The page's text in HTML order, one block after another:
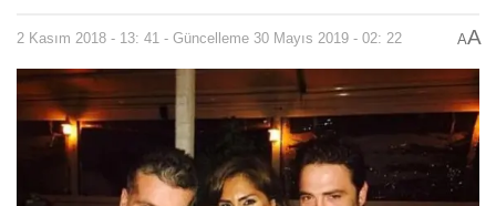
2 Kasım 2018 - 13: 41 - Güncelleme 30 Mayıs 2019 - 02: 22 AA